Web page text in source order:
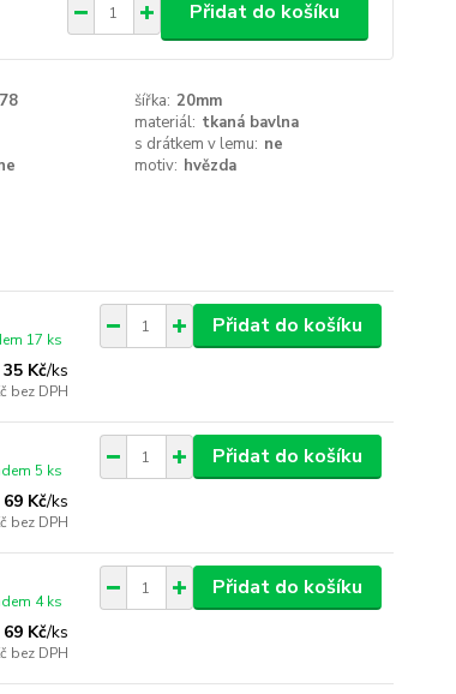
Přidat do košíku
šířka: 20mm
materiál: tkaná bavlna
s drátkem v lemu: ne
motiv: hvězda
35 Kč/ks
bez DPH
17 ks
Přidat do košíku
69 Kč/ks
bez DPH
5 ks
Přidat do košíku
69 Kč/ks
bez DPH
4 ks
Přidat do košíku